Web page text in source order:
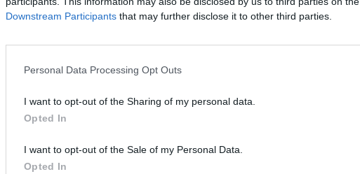
Downstream Participants that may further disclose it to other third parties.
Personal Data Processing Opt Outs
I want to opt-out of the Sharing of my personal data.
Opted In
I want to opt-out of the Sale of my Personal Data.
Opted In